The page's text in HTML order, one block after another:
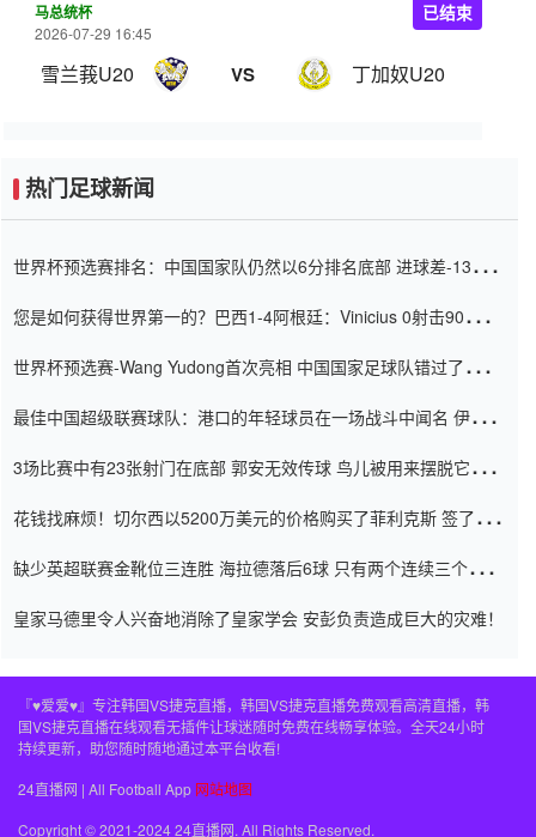
马总统杯
2026-07-29 16:45
雪兰莪U20 VS 丁加奴U20
已结束
热门足球新闻
世界杯预选赛排名：中国国家队仍然以6分排名底部 进球差-13令人
您是如何获得世界第一的？巴西1-4阿根廷：Vinicius 0射击90分钟
世界杯预选赛-Wang Yudong首次亮相 中国国家足球队错过了世界
最佳中国超级联赛球队：港口的年轻球员在一场战斗中闻名 伊万放
3场比赛中有23张射门在底部 郭安无效传球 鸟儿被用来摆脱它
花钱找麻烦！切尔西以5200万美元的价格购买了菲利克斯 签了7年
缺少英超联赛金靴位三连胜 海拉德落后6球 只有两个连续三个连续
皇家马德里令人兴奋地消除了皇家学会 安彭负责造成巨大的灾难！
『♥爱爱♥』专注韩国VS捷克直播，韩国VS捷克直播免费观看高清直播，韩
国VS捷克直播在线观看无插件让球迷随时免费在线畅享体验。全天24小时
持续更新，助您随时随地通过本平台收看!
24直播网 | All Football App 网站地图
Copyright © 2021-2024 24直播网. All Rights Reserved.